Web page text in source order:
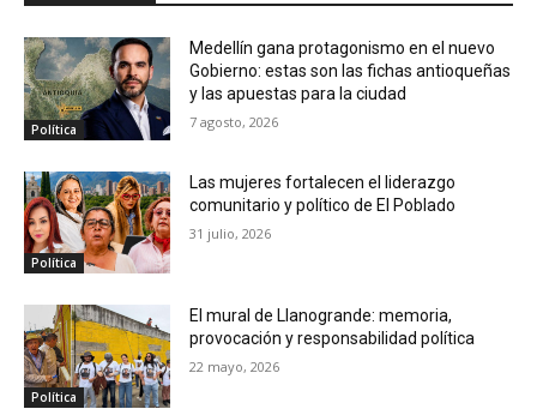
Política
Medellín gana protagonismo en el nuevo
Gobierno: estas son las fichas antioqueñas
y las apuestas para la ciudad
7 agosto, 2026
Política
Las mujeres fortalecen el liderazgo
comunitario y político de El Poblado
31 julio, 2026
Política
El mural de Llanogrande: memoria,
provocación y responsabilidad política
22 mayo, 2026